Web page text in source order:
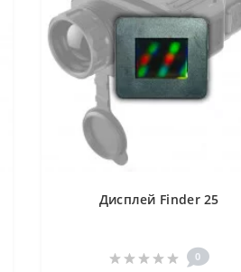
Дисплей Finder 25
0